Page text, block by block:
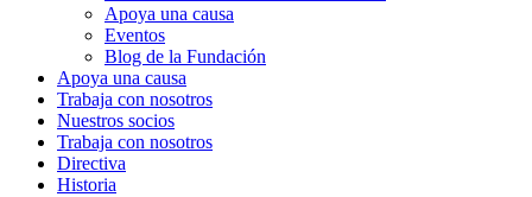
Apoya una causa
Eventos
Blog de la Fundación
Apoya una causa
Trabaja con nosotros
Nuestros socios
Trabaja con nosotros
Directiva
Historia